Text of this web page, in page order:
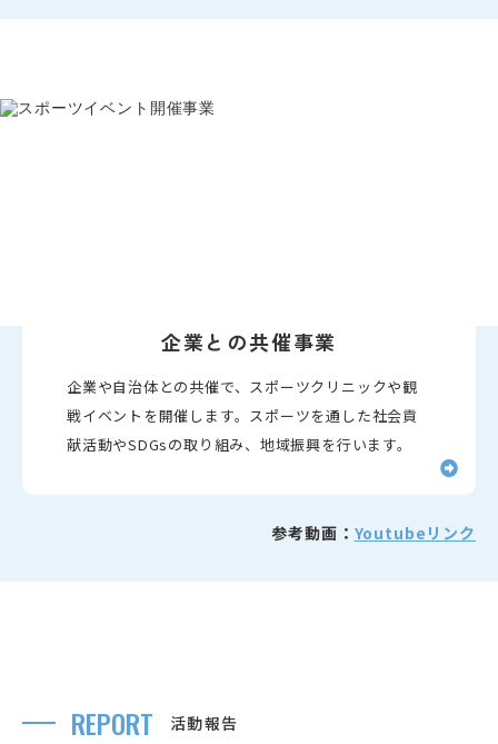
企業との共催事業
企業や自治体との共催で、スポーツクリニックや観
戦イベントを開催します。スポーツを通した社会貢
献活動やSDGsの取り組み、地域振興を行います。
参考動画： Youtubeリンク
REPORT 活動報告